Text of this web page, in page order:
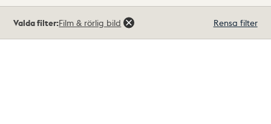
träffar
Valda filter:Film & rörlig bild Rensa filter